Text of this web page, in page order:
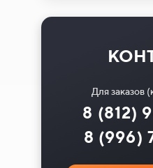
Для заказов
8 (996)
8 (812)